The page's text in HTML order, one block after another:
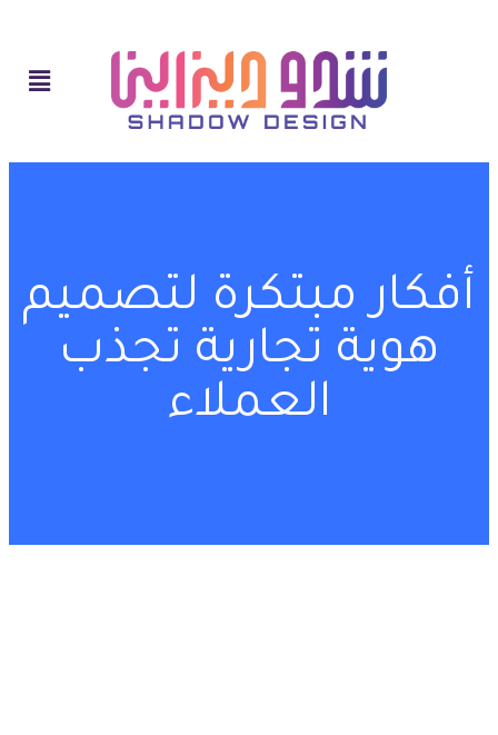
أفكار مبتكرة لتصميم
هوية تجارية تجذب
العملاء